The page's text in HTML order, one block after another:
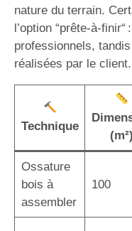
nature du terrain.
l’option “prête-à-
professionnels,
réalisées par le client.
Technique
(m²)
Ossature
bois à
assembler
100